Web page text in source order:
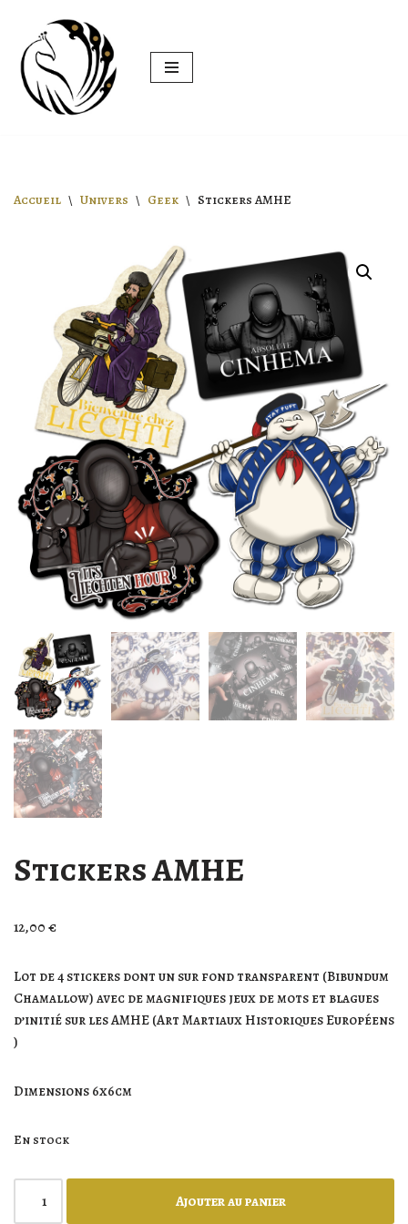
Aller
au
contenu
Accueil \ Univers \ Geek \ Stickers AMHE
Stickers AMHE
12,00 €
Lot de 4 stickers dont un sur fond transparent (Bibundum
Chamallow) avec de magnifiques jeux de mots et blagues
d’initié sur les AMHE (Art Martiaux Historiques Européens
)
Dimensions 6x6cm
En stock
Ajouter au panier